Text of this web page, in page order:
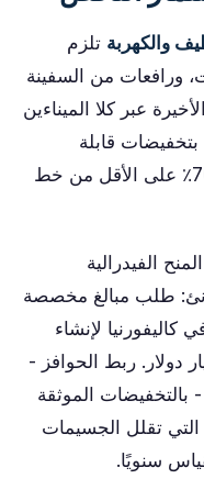
والكهربة تلزم
ورافعات من السفينة
عبر كلا الميناءين
قابلة
للقياس في ملوثات الديزل بنسبة 70٪ على الأقل من خط
الفيدرالية
طلب مبالغ مخصصة
كاليفورنيا لإنشاء
الكربون بقيمة 2.5 مليار دولار. ربط الحوافز -
- بالتخفيضات الموثقة
التي تقلل الجسيمات
سنويًا.